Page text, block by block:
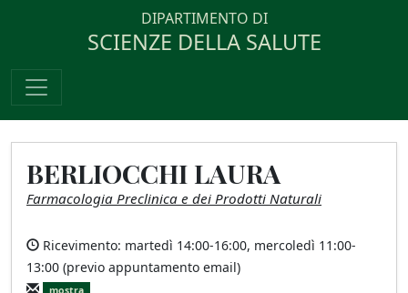
DIPARTIMENTO DI
SCIENZE DELLA SALUTE
BERLIOCCHI LAURA
Farmacologia Preclinica e dei Prodotti Naturali
Ricevimento: martedì 14:00-16:00, mercoledì 11:00-
13:00 (previo appuntamento email)
mostra